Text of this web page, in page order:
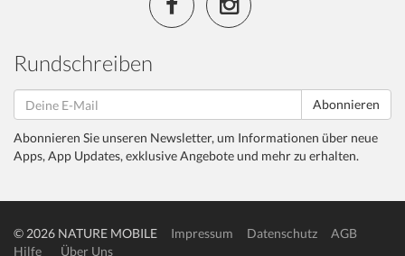
Rundschreiben
Abonnieren
Abonnieren Sie unseren Newsletter, um Informationen über neue
Apps, App Updates, exklusive Angebote und mehr zu erhalten.
© 2026 NATURE MOBILE Impressum Datenschutz
AGB
Hilfe
Über Uns